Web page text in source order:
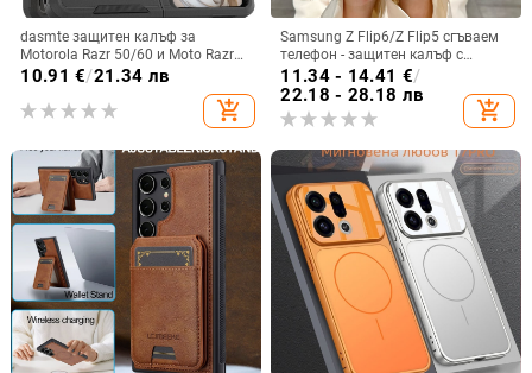
dasmte защитен калъф за
Motorola Razr 50/60 и Moto Razr
2024 с сгъваем дисплей
10.91 €/21.34 лв
add_shopping_cart
Samsung Z Flip6/Z Flip5 сгъваем
телефон - защитен калъф с
блестяща гривна
11.34 - 14.41 €/
22.18 - 28.18 лв
add_shopping_cart